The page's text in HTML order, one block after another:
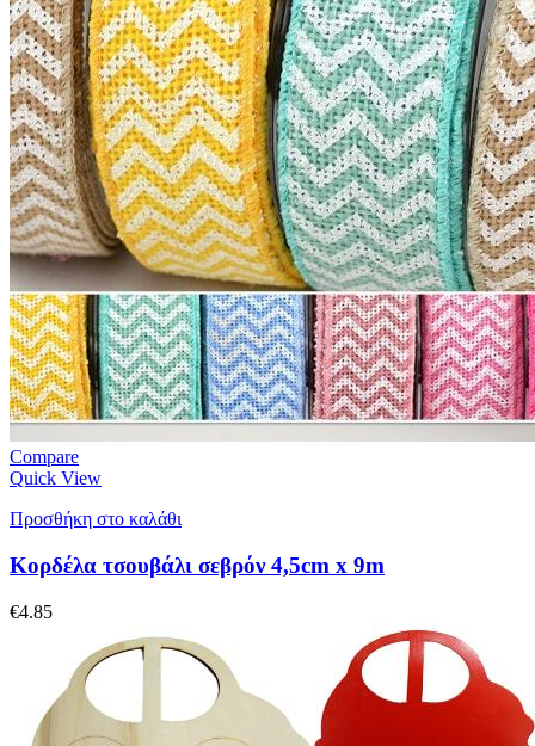
Compare
Quick View
Προσθήκη στο καλάθι
Κορδέλα τσουβάλι σεβρόν 4,5cm x 9m
€4.85